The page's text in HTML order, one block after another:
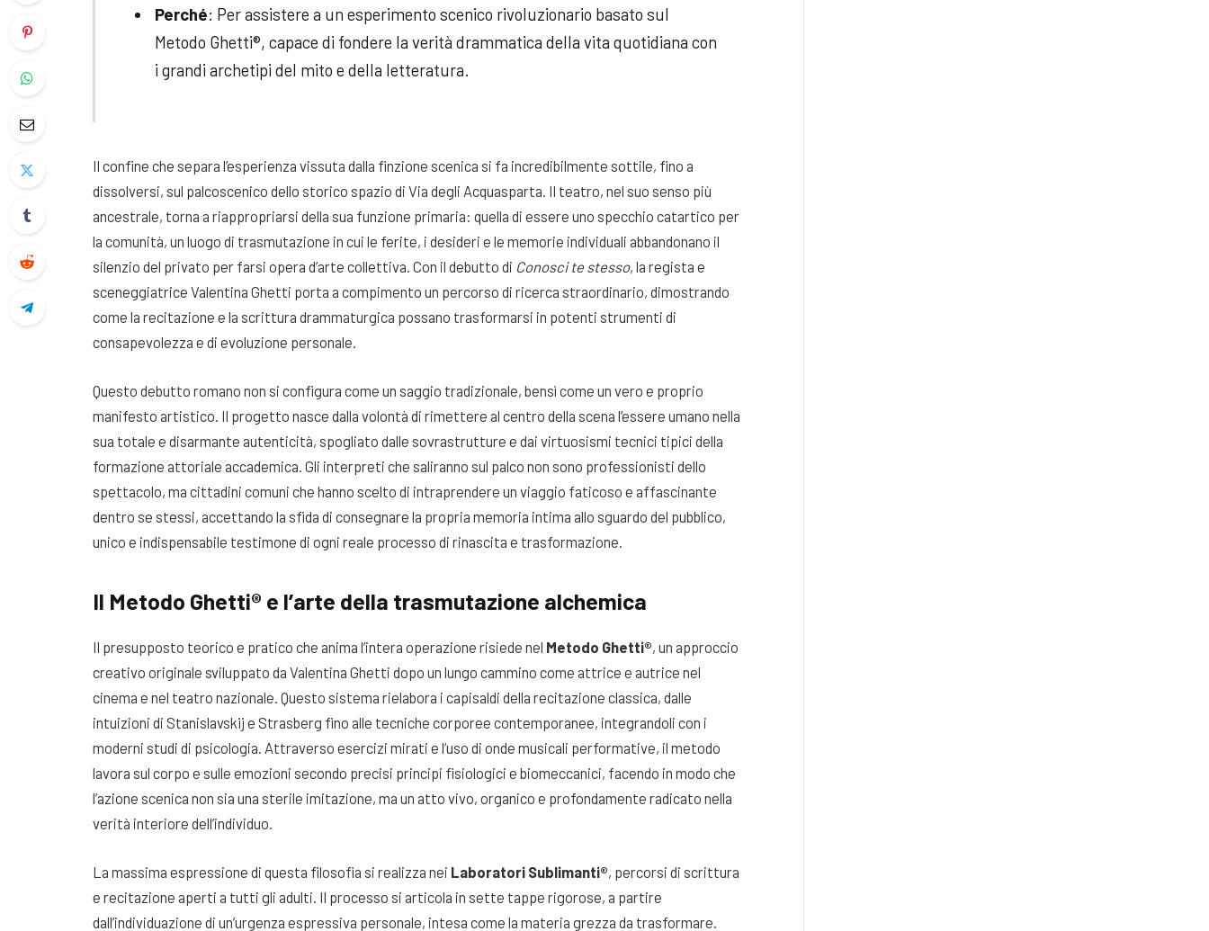
Perché: Per assistere a un esperimento scenico rivoluzionario basato sul
Metodo Ghetti®, capace di fondere la verità drammatica della vita quotidiana con
i grandi archetipi del mito e della letteratura.
Il confine che separa l’esperienza vissuta dalla finzione scenica si fa incredibilmente sottile, fino a
dissolversi, sul palcoscenico dello storico spazio di Via degli Acquasparta. Il teatro, nel suo senso più
ancestrale, torna a riappropriarsi della sua funzione primaria: quella di essere uno specchio catartico per
la comunità, un luogo di trasmutazione in cui le ferite, i desideri e le memorie individuali abbandonano il
silenzio del privato per farsi opera d’arte collettiva. Con il debutto di Conosci te stesso, la regista e
sceneggiatrice Valentina Ghetti porta a compimento un percorso di ricerca straordinario, dimostrando
come la recitazione e la scrittura drammaturgica possano trasformarsi in potenti strumenti di
consapevolezza e di evoluzione personale.
Questo debutto romano non si configura come un saggio tradizionale, bensì come un vero e proprio
manifesto artistico. Il progetto nasce dalla volontà di rimettere al centro della scena l’essere umano nella
sua totale e disarmante autenticità, spogliato dalle sovrastrutture e dai virtuosismi tecnici tipici della
formazione attoriale accademica. Gli interpreti che saliranno sul palco non sono professionisti dello
spettacolo, ma cittadini comuni che hanno scelto di intraprendere un viaggio faticoso e affascinante
dentro se stessi, accettando la sfida di consegnare la propria memoria intima allo sguardo del pubblico,
unico e indispensabile testimone di ogni reale processo di rinascita e trasformazione.
Il Metodo Ghetti® e l’arte della trasmutazione alchemica
Il presupposto teorico e pratico che anima l’intera operazione risiede nel Metodo Ghetti®, un approccio
creativo originale sviluppato da Valentina Ghetti dopo un lungo cammino come attrice e autrice nel
cinema e nel teatro nazionale. Questo sistema rielabora i capisaldi della recitazione classica, dalle
intuizioni di Stanislavskij e Strasberg fino alle tecniche corporee contemporanee, integrandoli con i
moderni studi di psicologia. Attraverso esercizi mirati e l’uso di onde musicali performative, il metodo
lavora sul corpo e sulle emozioni secondo precisi principi fisiologici e biomeccanici, facendo in modo che
l’azione scenica non sia una sterile imitazione, ma un atto vivo, organico e profondamente radicato nella
verità interiore dell’individuo.
La massima espressione di questa filosofia si realizza nei Laboratori Sublimanti®, percorsi di scrittura
e recitazione aperti a tutti gli adulti. Il processo si articola in sette tappe rigorose, a partire
dall’individuazione di un’urgenza espressiva personale, intesa come la materia grezza da trasformare.